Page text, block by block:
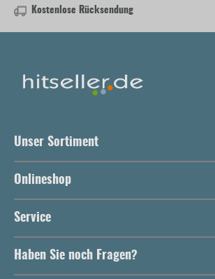
Kostenlose Rücksendung
Unser Sortiment
Onlineshop
Service
Haben Sie noch Fragen?